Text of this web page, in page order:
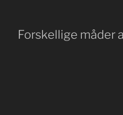
Forskellige måder